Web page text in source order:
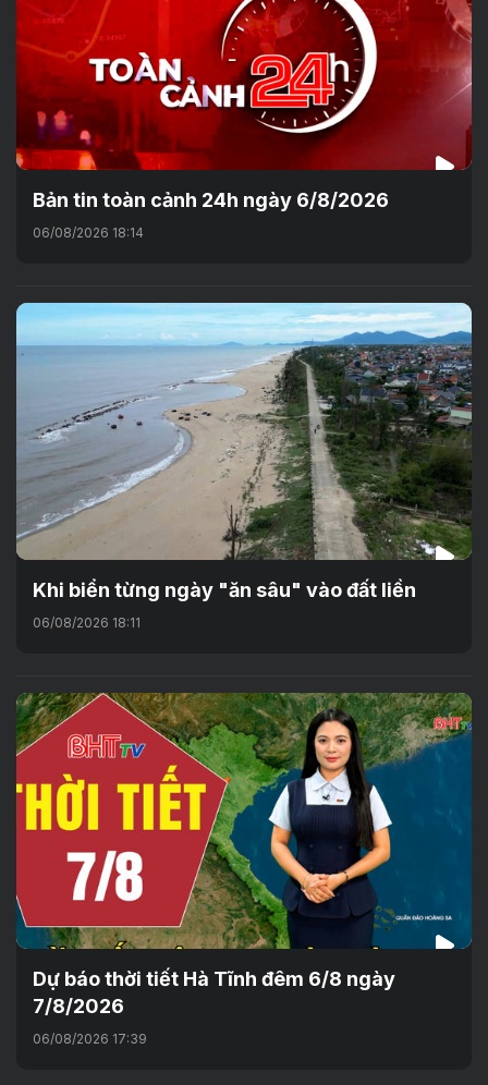
Bản tin toàn cảnh 24h ngày 6/8/2026
06/08/2026 18:14
Khi biển từng ngày "ăn sâu" vào đất liền
06/08/2026 18:11
Dự báo thời tiết Hà Tĩnh đêm 6/8 ngày
7/8/2026
06/08/2026 17:39